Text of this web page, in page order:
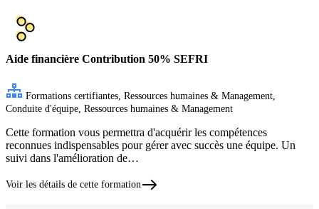
Aide financière Contribution 50% SEFRI
Formations certifiantes, Ressources humaines & Management,
Conduite d'équipe, Ressources humaines & Management
Cette formation vous permettra d'acquérir les compétences
reconnues indispensables pour gérer avec succès une équipe. Un
suivi dans l'amélioration de…
Voir les détails de cette formation